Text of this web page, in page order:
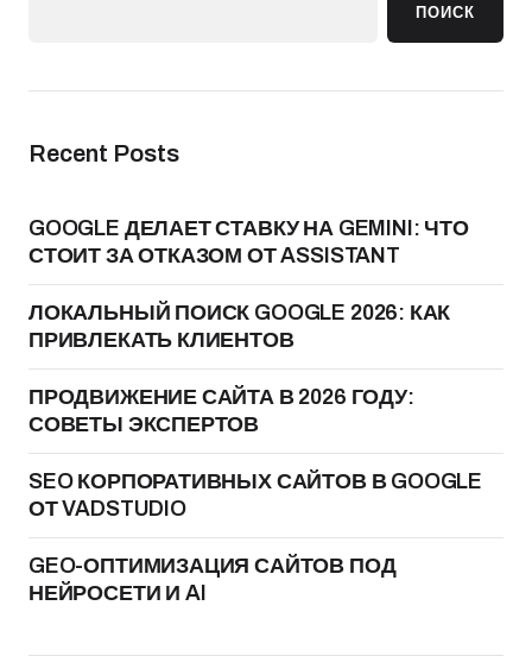
ПОИСК
Recent Posts
GOOGLE ДЕЛАЕТ СТАВКУ НА GEMINI: ЧТО
СТОИТ ЗА ОТКАЗОМ ОТ ASSISTANT
ЛОКАЛЬНЫЙ ПОИСК GOOGLE 2026: КАК
ПРИВЛЕКАТЬ КЛИЕНТОВ
ПРОДВИЖЕНИЕ САЙТА В 2026 ГОДУ:
СОВЕТЫ ЭКСПЕРТОВ
SEO КОРПОРАТИВНЫХ САЙТОВ В GOOGLE
ОТ VADSTUDIO
GEO-ОПТИМИЗАЦИЯ САЙТОВ ПОД
НЕЙРОСЕТИ И AI